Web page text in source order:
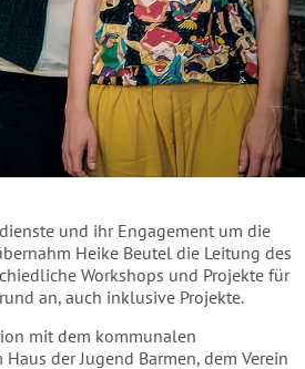
und ihr Engagement um die
Heike Beutel die Leitung des
Workshops und Projekte für
an, auch inklusive Projekte.
mit dem kommunalen
der Jugend Barmen, dem Verein